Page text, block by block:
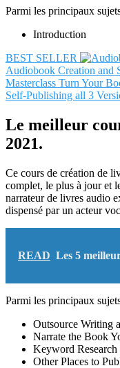
Parmi les principaux
Introduction
BEST SELLER
Audiobook Creation and
Masterclass Turn Your
Self-Publishing all 3
Le meilleur
2021.
Ce cours de création de
complet, le plus à jour et
narrateur de livres audio
dispensé par un acteur
READ Les 5
Parmi les principaux
Outsource Writing
Narrate the Book
Keyword
Other Places to